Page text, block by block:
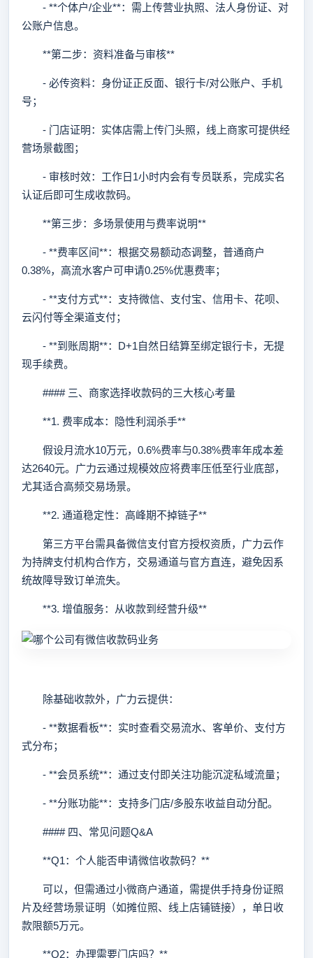
- **个体户/企业**：需上传营业执照、法人身份证、对
公账户信息。
**第二步：资料准备与审核**
- 必传资料：身份证正反面、银行卡/对公账户、手机
号；
- 门店证明：实体店需上传门头照，线上商家可提供经
营场景截图；
- 审核时效：工作日1小时内会有专员联系，完成实名
认证后即可生成收款码。
**第三步：多场景使用与费率说明**
- **费率区间**：根据交易额动态调整，普通商户
0.38%，高流水客户可申请0.25%优惠费率；
- **支付方式**：支持微信、支付宝、信用卡、花呗、
云闪付等全渠道支付；
- **到账周期**：D+1自然日结算至绑定银行卡，无提
现手续费。
#### 三、商家选择收款码的三大核心考量
**1. 费率成本：隐性利润杀手**
假设月流水10万元，0.6%费率与0.38%费率年成本差
达2640元。广力云通过规模效应将费率压低至行业底部，
尤其适合高频交易场景。
**2. 通道稳定性：高峰期不掉链子**
第三方平台需具备微信支付官方授权资质，广力云作
为持牌支付机构合作方，交易通道与官方直连，避免因系
统故障导致订单流失。
**3. 增值服务：从收款到经营升级**
除基础收款外，广力云提供：
- **数据看板**：实时查看交易流水、客单价、支付方
式分布；
- **会员系统**：通过支付即关注功能沉淀私域流量；
- **分账功能**：支持多门店/多股东收益自动分配。
#### 四、常见问题Q&A
**Q1：个人能否申请微信收款码？**
可以，但需通过小微商户通道，需提供手持身份证照
片及经营场景证明（如摊位照、线上店铺链接），单日收
款限额5万元。
**Q2：办理需要门店吗？**